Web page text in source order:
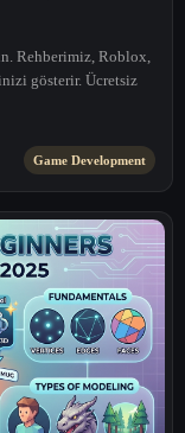
Rehberimiz, Roblox,
gösterir. Ücretsiz
Game Development